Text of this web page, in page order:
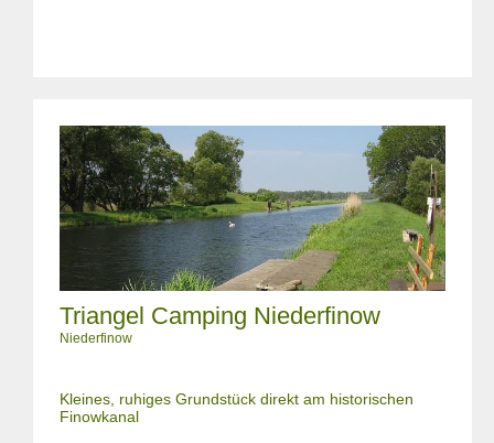
Triangel Camping Niederfinow
Niederfinow
Kleines, ruhiges Grundstück direkt am historischen
Finowkanal